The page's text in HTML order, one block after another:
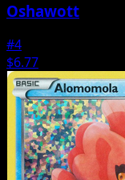
Oshawott
#4
$6.77